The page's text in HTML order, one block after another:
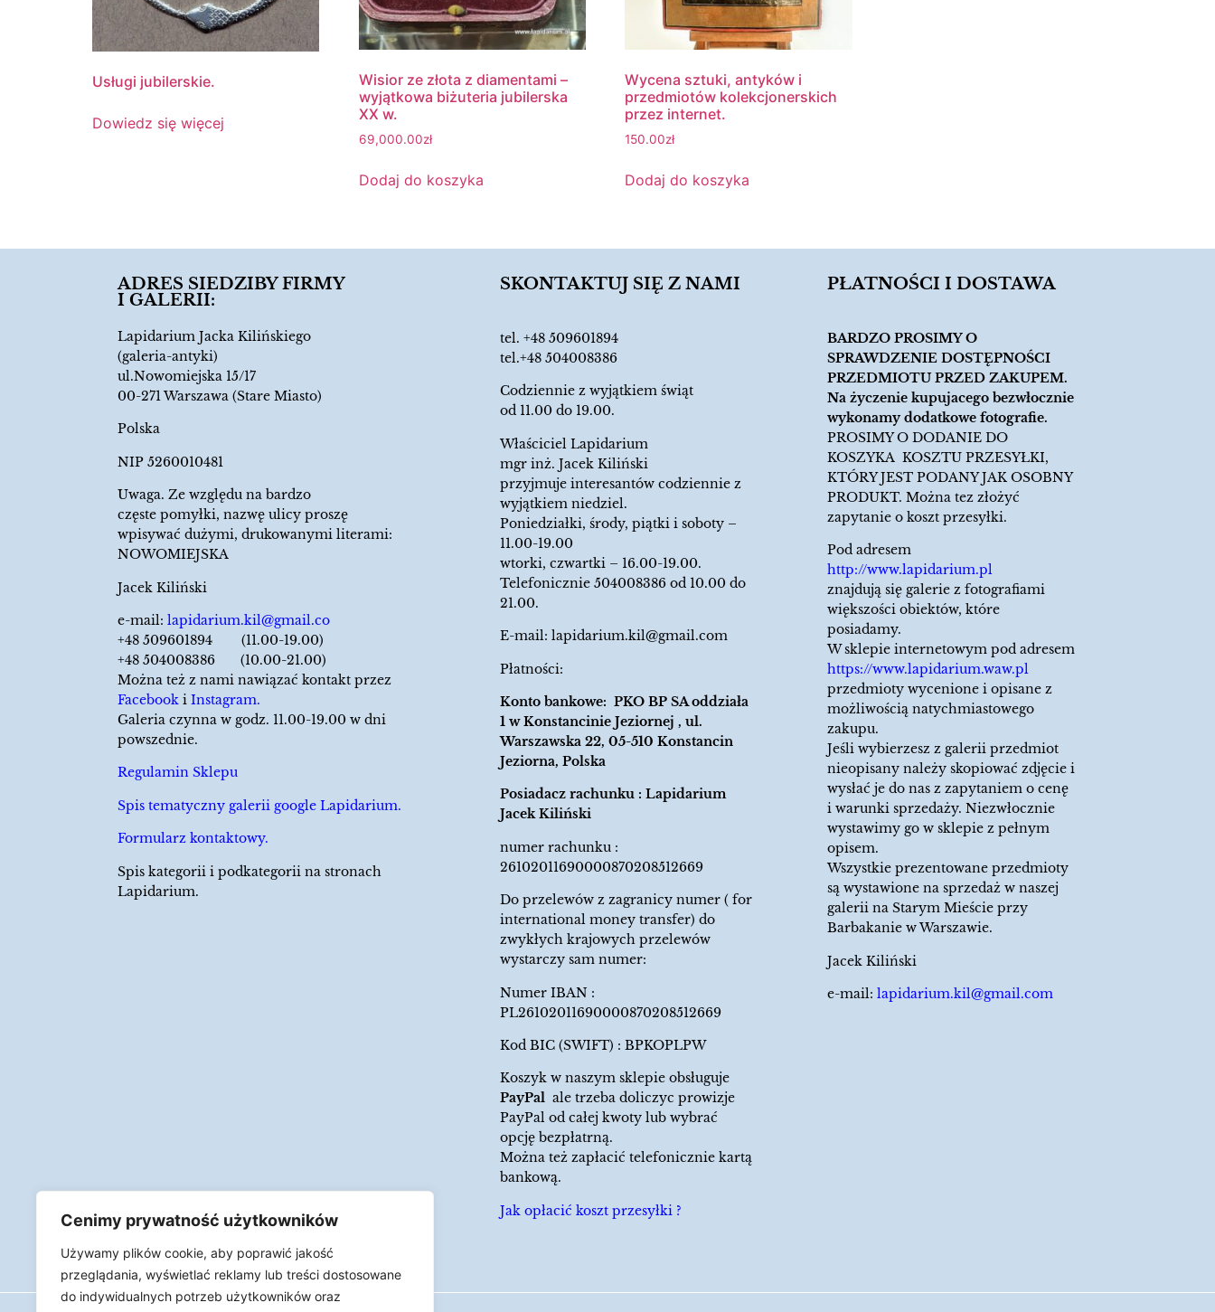
Cenimy prywatność użytkowników
Używamy plików cookie, aby poprawić jakość
przeglądania, wyświetlać reklamy lub treści dostosowane
do indywidualnych potrzeb użytkowników oraz
Usługi jubilerskie.
Dowiedz się więcej
Wisior ze złota z diamentami –
wyjątkowa biżuteria jubilerska
XX w.
69,000.00zł
Dodaj do koszyka
Wycena sztuki, antyków i
przedmiotów kolekcjonerskich
przez internet.
150.00zł
Dodaj do koszyka
ADRES SIEDZIBY FIRMY
I GALERII:
Lapidarium Jacka Kilińskiego
(galeria-antyki)
ul.Nowomiejska 15/17
00-271 Warszawa (Stare Miasto)
Polska
NIP 5260010481
Uwaga. Ze względu na bardzo
częste pomyłki, nazwę ulicy proszę
wpisywać dużymi, drukowanymi literami:
NOWOMIEJSKA
Jacek Kiliński
e-mail: lapidarium.kil@gmail.co
+48 509601894 (11.00-19.00)
+48 504008386 (10.00-21.00)
Można też z nami nawiązać kontakt przez
Facebook i Instagram.
Galeria czynna w godz. 11.00-19.00 w dni
powszednie.
Regulamin Sklepu
Spis tematyczny galerii google Lapidarium.
Formularz kontaktowy.
Spis kategorii i podkategorii na stronach
Lapidarium.
SKONTAKTUJ SIĘ Z NAMI
tel.+48 509601894
tel.+48 504008386
Codziennie z wyjątkiem świąt
od 11.00 do 19.00.
Właściciel Lapidarium
mgr inż. Jacek Kiliński
przyjmuje interesantów codziennie z
wyjątkiem niedziel.
Poniedziałki, środy, piątki i soboty –
11.00-19.00
wtorki, czwartki – 16.00-19.00.
Telefonicznie 504008386 od 10.00 do
21.00.
E-mail:lapidarium.kil@gmail.com
Płatności:
Konto bankowe: PKO BP SA oddziała
1 w Konstancinie Jeziornej , ul.
Warszawska 22, 05-510 Konstancin
Jeziorna, Polska
Posiadacz rachunku : Lapidarium
Jacek Kiliński
numer rachunku :
26102011690000870208512669
Do przelewów z zagranicy numer ( for
international money transfer) do
zwykłych krajowych przelewów
wystarczy sam numer:
Numer IBAN :
PL26102011690000870208512669
Kod BIC (SWIFT) : BPKOPLPW
Koszyk w naszym sklepie obsługuje
PayPal ale trzeba doliczyc prowizje
PayPal od całej kwoty lub wybrać
opcję bezpłatrną.
Można też zapłacić telefonicznie kartą
bankową.
Jak opłacić koszt przesyłki ?
PŁATNOŚCI I DOSTAWA
BARDZO PROSIMY O
SPRAWDZENIE DOSTĘPNOŚCI
PRZEDMIOTU PRZED ZAKUPEM.
Na życzenie kupujacego bezwłocznie
wykonamy dodatkowe fotografie.
PROSIMY O DODANIE DO
KOSZYKA KOSZTU PRZESYŁKI,
KTÓRY JEST PODANY JAK OSOBNY
PRODUKT. Można tez złożyć
zapytanie o koszt przesyłki.
Pod adresem
http://www.lapidarium.pl
znajdują się galerie z fotografiami
większości obiektów, które
posiadamy.
W sklepie internetowym pod adresem
https://www.lapidarium.waw.pl
przedmioty wycenione i opisane z
możliwością natychmiastowego
zakupu.
Jeśli wybierzesz z galerii przedmiot
nieopisany należy skopiować zdjęcie i
wysłać je do nas z zapytaniem o cenę
i warunki sprzedaży. Niezwłocznie
wystawimy go w sklepie z pełnym
opisem.
Wszystkie prezentowane przedmioty
są wystawione na sprzedaż w naszej
galerii na Starym Mieście przy
Barbakanie w Warszawie.
Jacek Kiliński
e-mail: lapidarium.kil@gmail.com